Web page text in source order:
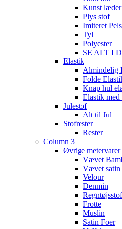
Kunst læder
Plys stof
Imiteret Pels
Tyl
Polyester
SE ALT I
Elastik
Almindelig
Folde
Knap hul
Elastik med
Julestof
Alt til Jul
Stofrester
Rester
Column 3
Øvrige metervarer
Vævet
Vævet satin
Velour
Denmin
Regntøjsstof
Frotte
Muslin
Satin Foer